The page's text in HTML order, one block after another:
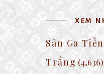
XEM
Sân Ga
Trắng (4,636)